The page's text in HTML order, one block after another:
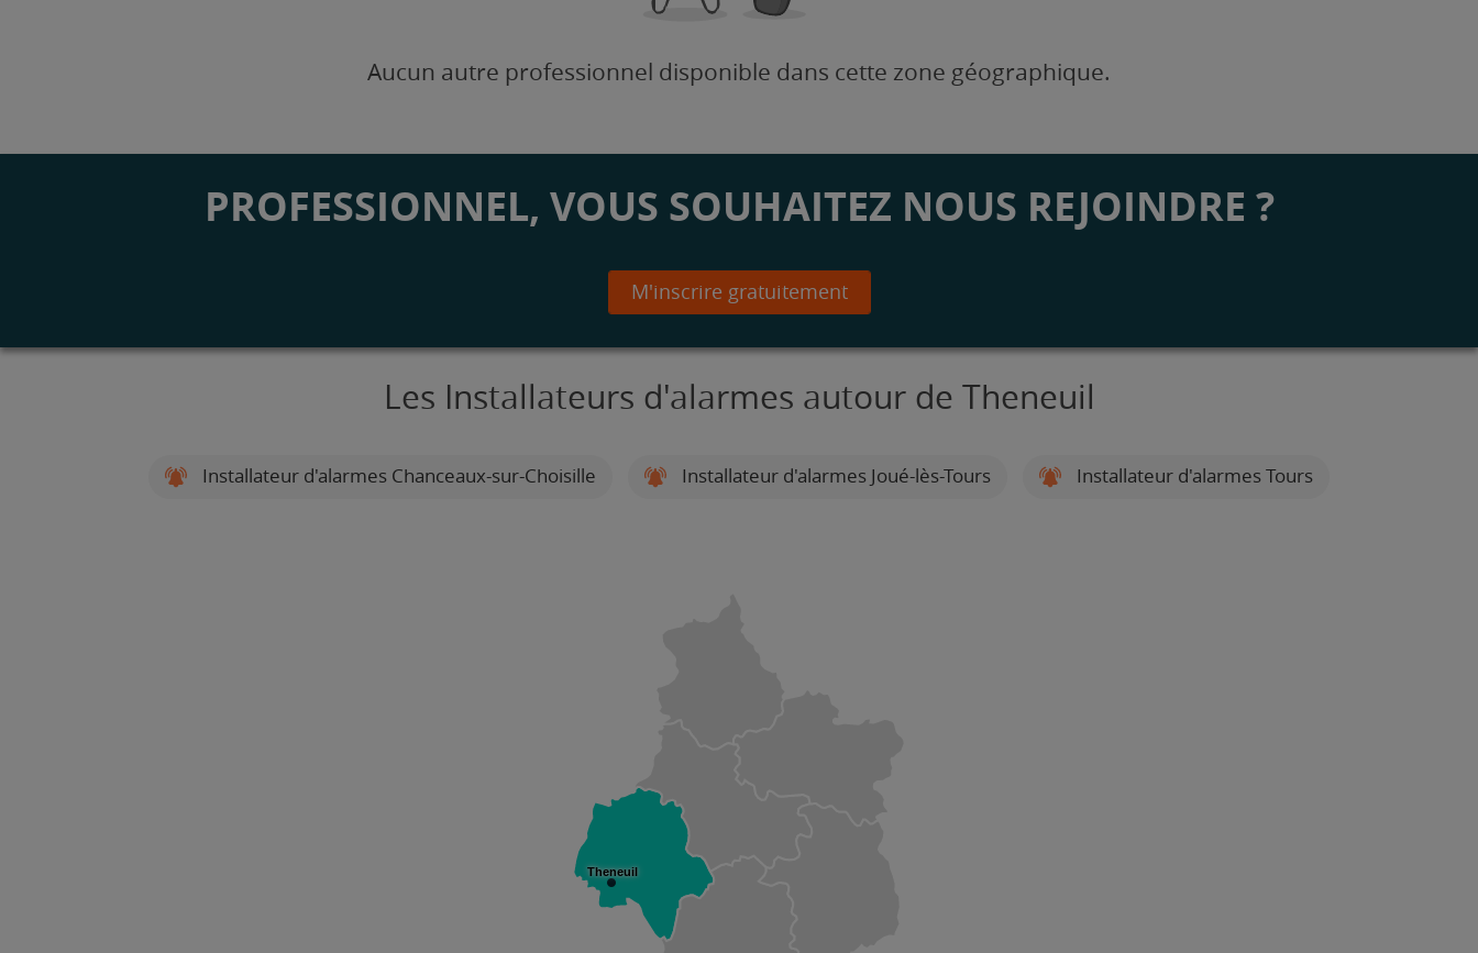
Aucun autre professionnel disponible dans cette zone géographique.
PROFESSIONNEL, VOUS SOUHAITEZ NOUS REJOINDRE ?
M'inscrire gratuitement
Les Installateurs d'alarmes autour de Theneuil
Installateur d'alarmes Chanceaux-sur-Choisille Installateur d'alarmes Joué-lès-Tours Installateur d'alarmes Tours
Theneuil